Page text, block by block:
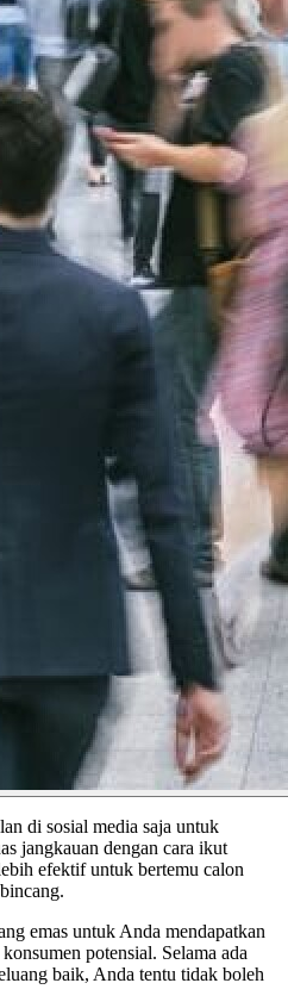
di sosial media saja untuk
jangkauan dengan cara ikut
efektif untuk bertemu calon
emas untuk Anda mendapatkan
potensial. Selama ada
baik, Anda tentu tidak boleh